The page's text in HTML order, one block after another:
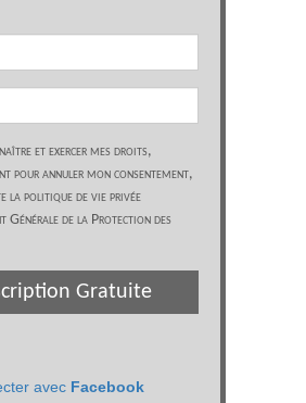
et exercer mes droits,
pour annuler mon consentement,
la politique de vie privée
Générale de la Protection des
Gratuite
avec Facebook